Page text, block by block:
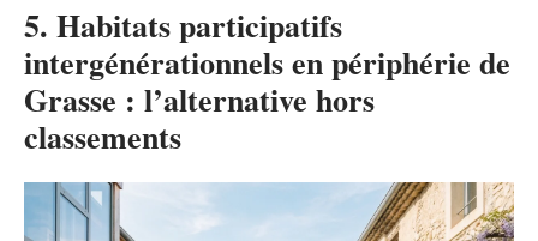
5. Habitats participatifs
intergénérationnels en périphérie de
Grasse : l’alternative hors
classements